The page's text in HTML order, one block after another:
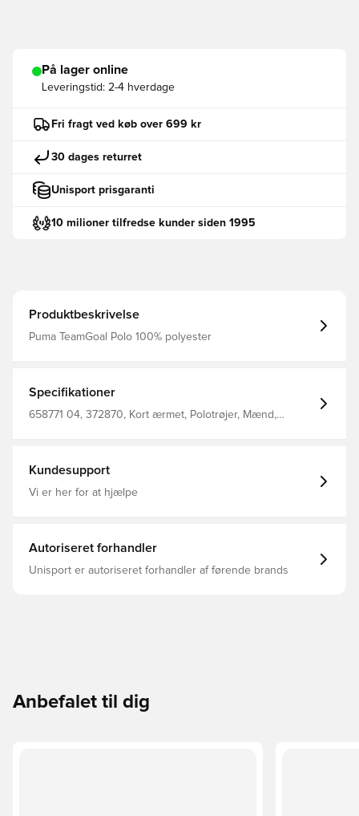
På lager online
Leveringstid: 2-4 hverdage
Fri fragt ved køb over 699 kr
30 dages returret
Unisport prisgaranti
10 milioner tilfredse kunder siden 1995
Produktbeskrivelse
Puma TeamGoal Polo 100% polyester
Specifikationer
658771 04, 372870, Kort ærmet, Polotrøjer, Mænd,
Kundesupport
Vi er her for at hjælpe
Autoriseret forhandler
Unisport er autoriseret forhandler af førende brands
Anbefalet til dig